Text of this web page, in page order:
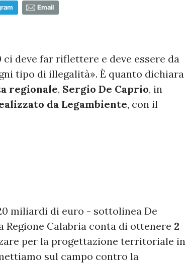
Email
deve far riflettere e deve essere da
tipo di illegalità». È quanto dichiara
regionale, Sergio De Caprio, in
da Legambiente, con il
miliardi di euro - sottolinea De
Regione Calabria conta di ottenere 2
per la progettazione territoriale in
sul campo contro la